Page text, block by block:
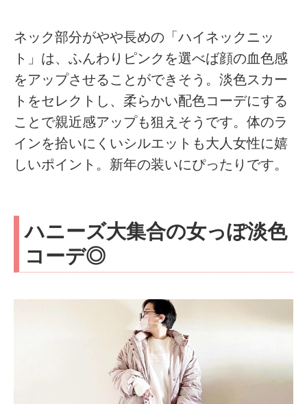
ネック部分がやや長めの「ハイネックニッ
ト」は、ふんわりピンクを選べば顔の血色感
をアップさせることができそう。淡色スカー
トをセレクトし、柔らかい配色コーデにする
ことで親近感アップも狙えそうです。体のラ
インを拾いにくいシルエットも大人女性に嬉
しいポイント。新年の装いにぴったりです。
ハニーズ大集合の女っぽ淡色
コーデ◎